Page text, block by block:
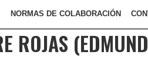
NORMAS DE COLABORACIÓN
ROJAS